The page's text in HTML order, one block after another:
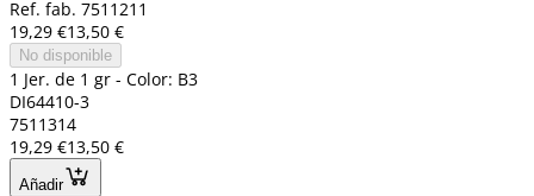
Ref. fab. 7511211
19,29 €13,50 €
No disponible
1 Jer. de 1 gr - Color: B3
DI64410-3
7511314
19,29 €13,50 €
Añadir